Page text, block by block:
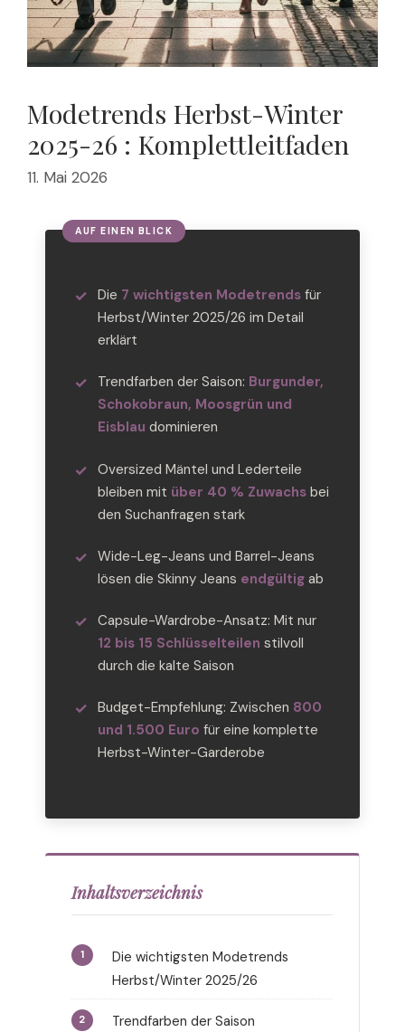
Modetrends Herbst-Winter
2025-26 : Komplettleitfaden
11. Mai 2026
Die 7 wichtigsten Modetrendsfür
Herbst/Winter 2025/26 im Detail
erklärt
Trendfarben der Saison: Burgunder,
Schokobraun, Moosgrün und
Eisblau dominieren
Oversized Mäntel und Lederteile
bleiben mit über 40 % Zuwachsbei
den Suchanfragen stark
Wide-Leg-Jeans und Barrel-Jeans
lösen die Skinny Jeans endgültigab
Capsule-Wardrobe-Ansatz: Mit nur
12 bis 15 Schlüsselteilen stilvoll
durch die kalte Saison
Budget-Empfehlung: Zwischen 800
und 1.500 Euro für eine komplette
Herbst-Winter-Garderobe
Inhaltsverzeichnis
Die wichtigsten Modetrends
Herbst/Winter 2025/26
Trendfarben der Saison